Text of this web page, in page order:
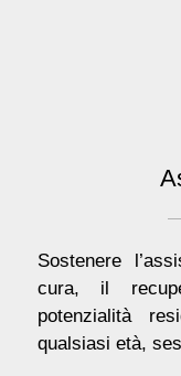
Sostenere
cura, il
potenzialità
qualsiasi età,